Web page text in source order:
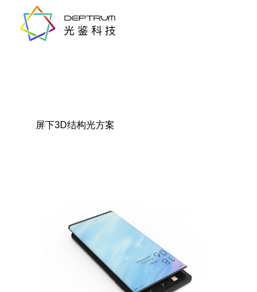
屏下3D结构光方案